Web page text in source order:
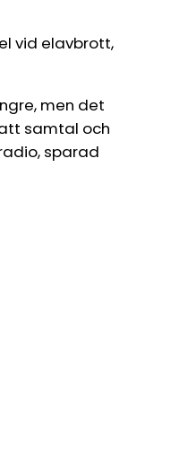
vid elavbrott,
men det
samtal och
sparad